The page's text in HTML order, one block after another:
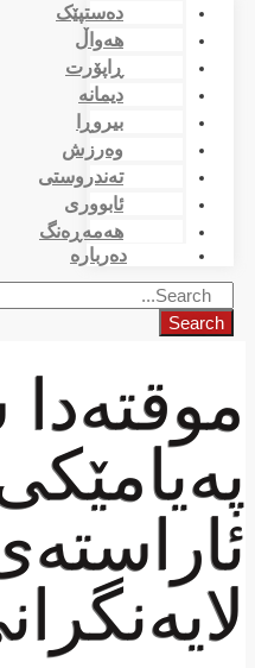
دەستپێک
هەواڵ
ڕاپۆرت
دیمانە
بیروڕا
وەرزش
تەندروستی
ئابووری
هەمەڕەنگ
دەربارە
Search